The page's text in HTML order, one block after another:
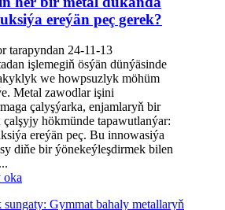
ereýän peç gerek?
tarapyndan 24-11-13
işlemegiň ösýän dünýäsinde
we howpsuzlyk möhüm
Metal zawodlar işini
çalyşýarka, enjamlaryň bir
hökmünde tapawutlanýar:
ereýän peç. Bu innowasiýa
diňe bir ýönekeýleşdirmek bilen
oka